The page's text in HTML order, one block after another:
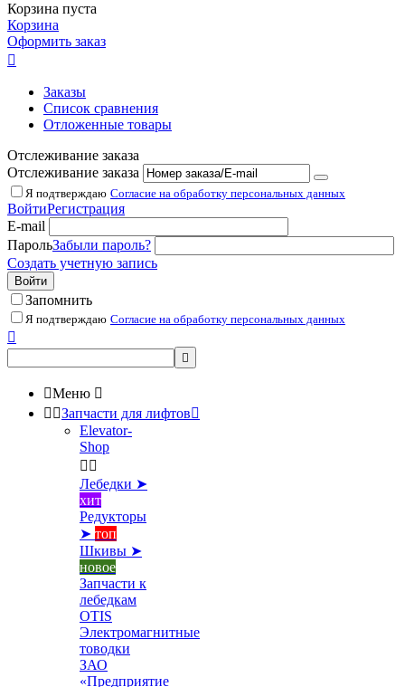
Корзина пуста
Корзина
Оформить заказ

Заказы
Список сравнения
Отложенные товары
Отслеживание заказа
Отслеживание заказа
Я подтверждаю Согласие на обработку персональных данных
ВойтиРегистрация
E-mail
ПарольЗабыли пароль?
Создать учетную запись
Войти
Запомнить
Я подтверждаю Согласие на обработку персональных данных


Меню 
 Запчасти для лифтов
Elevator-
Shop
 
Лебедки ➤
хит
Редукторы
➤ топ
Шкивы ➤
новое
Запчасти к
лебедкам
OTIS
Электромагнитные
товодки
ЗАО
«Предприятие